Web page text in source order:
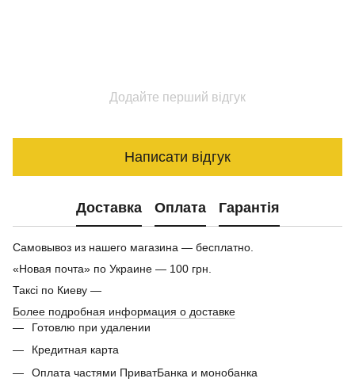
Додайте перший відгук
Написати відгук
Доставка Оплата Гарантія
Самовывоз из нашего магазина — бесплатно.
«Новая почта» по Украине — 100 грн.
Таксі по Киеву —
Более подробная информация о доставке
Готовлю при удалении
Кредитная карта
Оплата частями ПриватБанка и монобанка